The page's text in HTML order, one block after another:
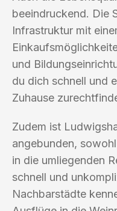
beeindruckend. Die
Infrastruktur mit
und
du dich schnell und
Zuhause
Zudem ist
angebunden,
in die umliegenden
schnell und
Nachbarstädte